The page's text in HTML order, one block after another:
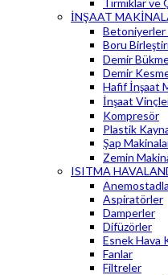
İNŞAAT
Betoniyerler
Boru
Demir
Demir
Hafif İnşaat
İnşaat
Kompresör
Plastik
Şap
Zemin
ISITMA
Aspiratörler
Damperler
Difüzörler
Esnek Hava
Fanlar
Filtreler